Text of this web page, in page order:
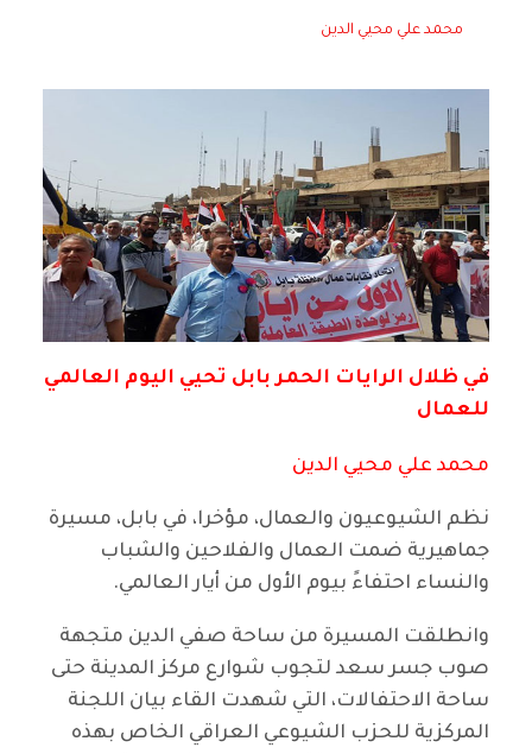
محمد علي محيي الدين
في ظلال الرايات الحمر بابل تحيي اليوم العالمي
للعمال
محمد علي محيي الدين
نظم الشيوعيون والعمال، مؤخرا، في بابل، مسيرة
جماهيرية ضمت العمال والفلاحين والشباب
والنساء احتفاءً بيوم الأول من أيار العالمي.
وانطلقت المسيرة من ساحة صفي الدين متجهة
صوب جسر سعد لتجوب شوارع مركز المدينة حتى
ساحة الاحتفالات، التي شهدت القاء بيان اللجنة
المركزية للحزب الشيوعي العراقي الخاص بهذه